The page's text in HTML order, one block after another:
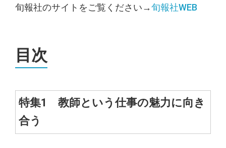
旬報社のサイトをご覧ください→旬報社WEB
目次
特集1 教師という仕事の魅力に向き
合う